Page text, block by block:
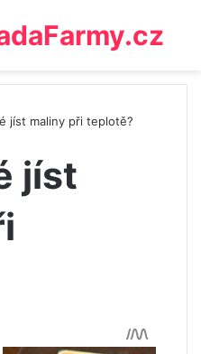
jíst maliny při teplotě?
jíst